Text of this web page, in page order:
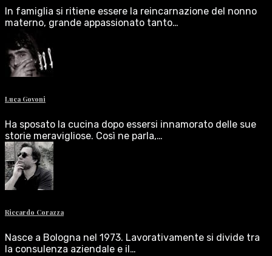
In famiglia si ritiene essere la reincarnazione del nonno
materno, grande appassionato tanto…
Luca Govoni
Ha sposato la cucina dopo essersi innamorato delle sue
storie meravigliose. Così ne parla,…
Riccardo Corazza
Nasce a Bologna nel 1973. Lavorativamente si divide tra
la consulenza aziendale e il…